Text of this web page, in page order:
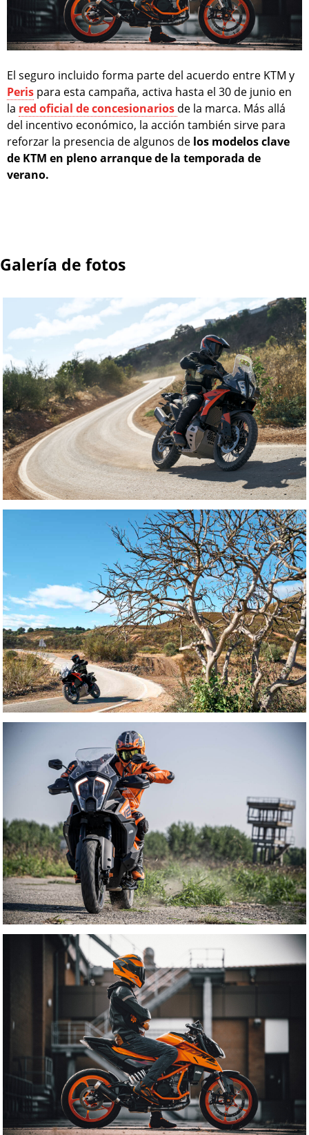
El seguro incluido forma parte del acuerdo entre KTM y
Peris para esta campaña, activa hasta el 30 de junio en
la red oficial de concesionarios de la marca. Más allá
del incentivo económico, la acción también sirve para
reforzar la presencia de algunos de los modelos clave
de KTM en pleno arranque de la temporada de
verano.
Galería de fotos